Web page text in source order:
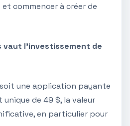
commencer à créer de
vaut l'investissement de
une application payante
de 49 $, la valeur
en particulier pour